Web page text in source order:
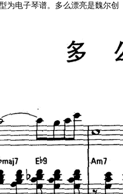
为电子琴谱。多么漂亮是魏尔创